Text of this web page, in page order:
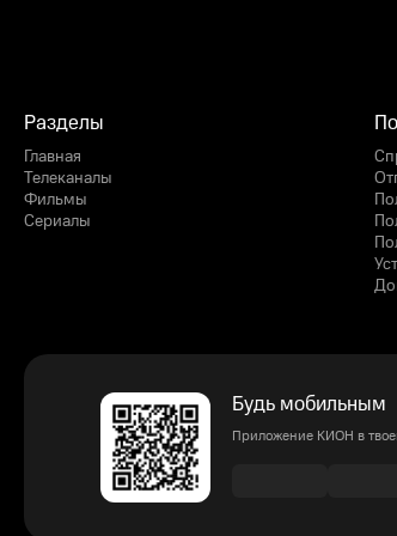
Разделы
Главная
Телеканалы
Фильмы
Сериалы
Будь мобильным
Приложение КИОН в